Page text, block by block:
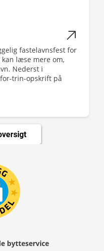
fastelavnsfest for
kan læse mere om,
Nederst i
trin-opskrift på
bytteservice